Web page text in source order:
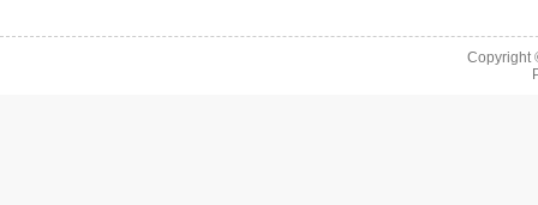
Copyright